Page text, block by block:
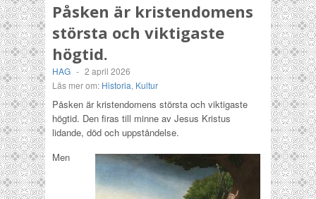
Påsken är kristendomens
största och viktigaste
högtid.
HAG - 2 april 2026
Läs mer om: Historia, Kultur
Påsken är kristendomens största och viktigaste
högtid. Den firas till minne av Jesus Kristus
lidande, död och uppståndelse.
Men